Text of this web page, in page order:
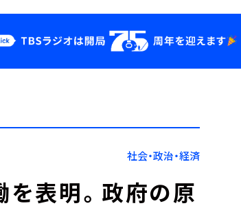
YouTube
会社情報社会・政治・経済
表明。政府の原